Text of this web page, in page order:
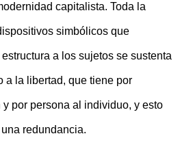
capitalista. Toda la
simbólicos que
a los sujetos se sustenta
a la libertad, que tiene por
por persona al individuo, y esto
redundancia.